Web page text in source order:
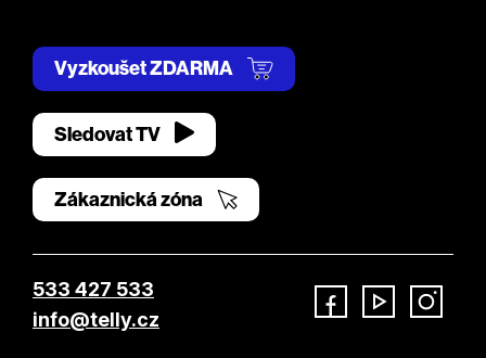
Vyzkoušet ZDARMA
Sledovat TV
Zákaznická zóna
533 427 533
info@telly.cz